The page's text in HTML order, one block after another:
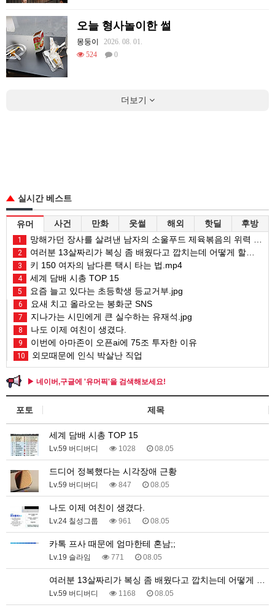
오늘 형사놀이한 썰
몽둥이
2026. 08. 01.
524
0
더보기
실시간 베스트
유머 사건 만화 웃썰 해외 핫딜 후방
1 망해가던 장사를 살려낸 남자의 소울푸드 제육볶음의 위력 ㅋㅋ
2 여러분 13살짜리가 복싱 좀 배웠다고 깝치는데 어떻게 할까요?
3 키 150 여자의 남다른 택시 타는 법.mp4
4 세계 담배 시총 TOP 15
5 요즘 늘고 있다는 초등학생 등교거부.jpg
6 요새 치고 올라오는 봉화군 SNS
7 지나가는 시민에게 큰 실수하는 유재석.jpg
8 나도 이제 여친이 생겼다.
9 이번에 아마존이 오픈ai에 75조 투자한 이유
10 외모때문에 인식 박살난 직업
▶ 네이버,구글에 '유머픽'을 검색해보세요!
포토 제목
세계 담배 시총 TOP 15
Lv.59 버디버디 1028 08.05
드디어 정복했다는 시각장애 근황
Lv.59 버디버디 847 08.05
나도 이제 여친이 생겼다.
Lv.24 칠성그룹 961 08.05
카톡 프사 때문에 엄마한테 혼남;;
Lv.19 슬라임 771 08.05
여러분 13살짜리가 복싱 좀 배웠다고 깝치는데 어떻게 …
Lv.59 버디버디 1168 08.05